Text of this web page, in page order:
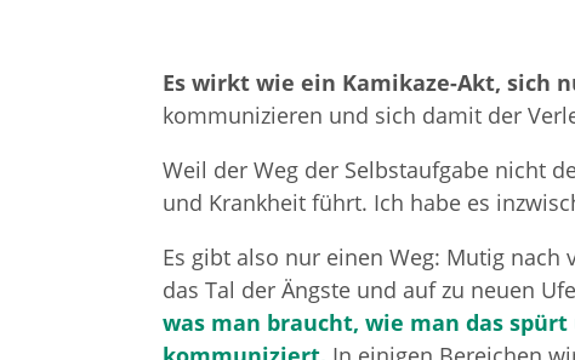
Es wirkt wie ein Kamikaze-Akt, sich
kommunizieren und sich damit der
Weil der Weg der Selbstaufgabe nicht
und Krankheit führt. Ich habe es
Es gibt also nur einen Weg: Mutig nach
das Tal der Ängste und auf zu neuen
was man braucht, wie man das